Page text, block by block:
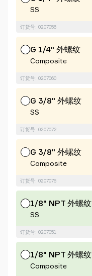
SS
订货号: 0207056
G 1/4" 外螺纹
Composite
订货号: 0207060
G 3/8" 外螺纹
SS
订货号: 0207072
G 3/8" 外螺纹
Composite
订货号: 0207076
1/8" NPT 外螺纹
SS
订货号: 0207051
1/8" NPT 外螺纹
Composite